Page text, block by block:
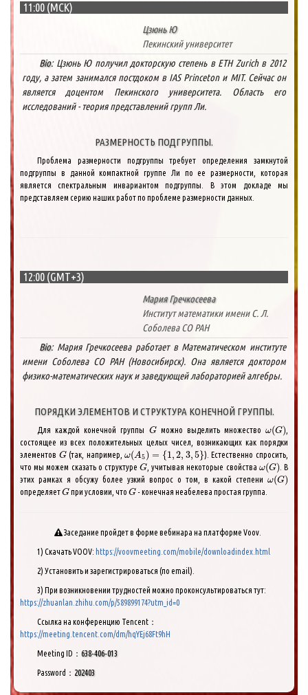
11:00 (МСК)
Цзюнь Ю
Пекинский университет
Bio: Цзюнь Ю получил докторскую степень в ETH Zurich в 2012
году, а затем занимался постдоком в IAS Princeton и MIT. Сейчас он
является доцентом Пекинского университета. Область его
исследований - теория представлений групп Ли.
РАЗМЕРНОСТЬ ПОДГРУППЫ.
Проблема размерности подгруппы требует определения замкнутой
подгруппы в данной компактной группе Ли по ее размерности, которая
является спектральным инвариантом подгруппы. В этом докладе мы
представляем серию наших работ по проблеме размерности данных.
12:00 (GMT+3)
Мария Гречкосеева
Институт математики имени С. Л.
Соболева СО РАН
Bio: Мария Гречкосеева работает в Математическом институте
имени Соболева СО РАН (Новосибирск). Она является доктором
физико-математических наук и заведующей лабораторией алгебры.
ПОРЯДКИ ЭЛЕМЕНТОВ И СТРУКТУРА КОНЕЧНОЙ ГРУППЫ.
Для каждой конечной группы G
G можно выделить множество ω(G)
ω(G)
состоящее из всех положительных целых чисел, возникающих как порядки
элементов G
G (так, например,ω(A5) = {1,2, 3,5}
ω(A5 = ,3, }
). Естественно спросить,
что мы можем сказать о структуреG
G , учитывая некоторые свойства ω(G)
ω(G) . В
этих рамках я обсужу более узкий вопрос о том, в какой степени ω(G)
ω(G)
определяетG
G при условии, что G
G - конечная неабелева простая группа.
Заседание пройдет в форме вебинара на платформе Voov.
1) Скачать VOOV: https://voovmeeting.com/mobile/downloadindex.html
2) Установить и зарегистрироваться (по email).
3) При возникновении трудностей можно проконсультироваться тут:
https://zhuanlan.zhihu.com/p/589899174?utm_id=0
Ссылка на конференцию Tencent：
https://meeting.tencent.com/dm/hqYEj68Ft9hH
Meeting ID： 638-406-013
Password： 202403